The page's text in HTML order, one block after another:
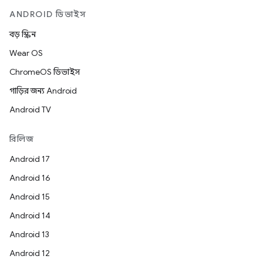
ANDROID ডিভাইস
বড় স্ক্রিন
Wear OS
ChromeOS ডিভাইস
গাড়ির জন্য Android
Android TV
রিলিজ
Android 17
Android 16
Android 15
Android 14
Android 13
Android 12